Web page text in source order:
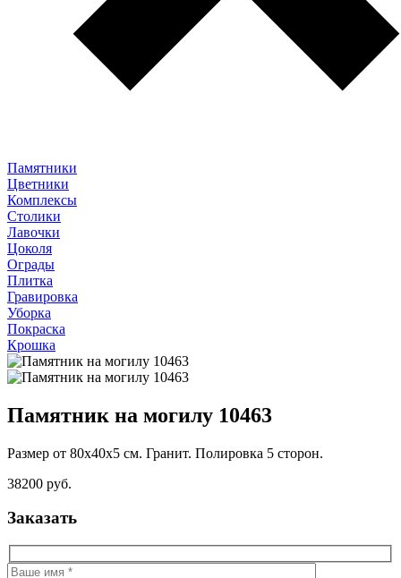
Памятники
Цветники
Комплексы
Столики
Лавочки
Цоколя
Ограды
Плитка
Гравировка
Уборка
Покраска
Крошка
Памятник на могилу 10463
Размер от 80х40х5 см. Гранит. Полировка 5 сторон.
38200 руб.
Заказать